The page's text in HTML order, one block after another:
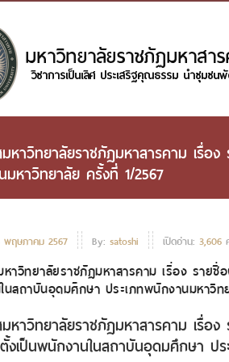
หาวิทยาลัยราชภัฏมหาสารคาม เรื่อ
หาวิทยาลัย ครั้งที่ 1/2567
พฤษภาคม 2567 By: satoshi เปิดอ่าน: 3,606
าวิทยาลัยราชภัฏมหาสารคาม เรื่อง รายชื่
นสถาบันอุดมศึกษา ประเภทพนักงานมหาวิท
หาวิทยาลัยราชภัฏมหาสารคาม เรื่อ
งเป็นพนักงานในสถาบันอุดมศึกษา ป